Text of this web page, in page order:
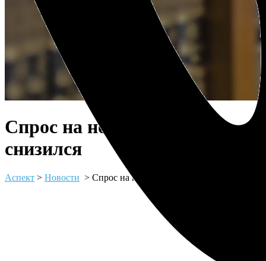
Спрос на новостройки
снизился
Аспект > Новости > Спрос на новостройки снизился